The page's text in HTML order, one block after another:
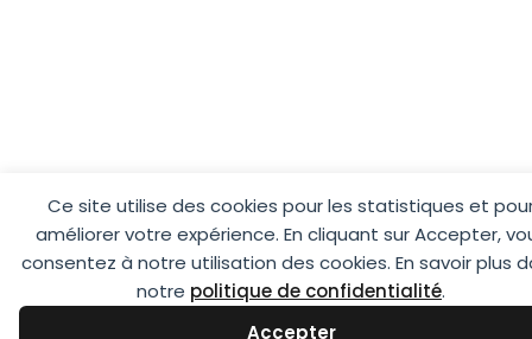
Ce site utilise des cookies pour les statistiques et
améliorer votre expérience. En cliquant sur Accepter,
consentez à notre utilisation des cookies. En savoir plus
notre politique de confidentialité.
Accepter